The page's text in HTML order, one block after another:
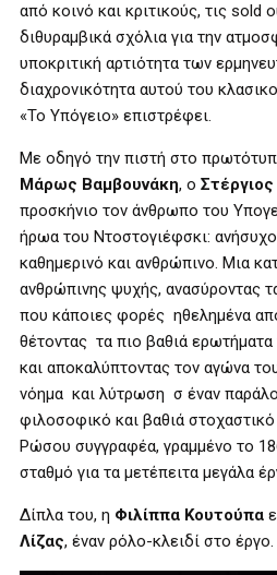
από κοινό και κριτικούς, τις sold
διθυραμβικά σχόλια για την
υποκριτική αρτιότητα των
διαχρονικότητα αυτού του
«Το Υπόγειο» επιστρέφει.
Με οδηγό την πιστή στο
Μάρως Βαμβουνάκη, ο
προσκήνιο τον άνθρωπο του
ήρωα του Ντοστογιέφσκι:
καθημερινό και ανθρώπινο. Μια
ανθρώπινης ψυχής, ανασύροντας
που κάποιες φορές ηθελημένα
θέτοντας τα πιο βαθιά
και αποκαλύπτοντας τον αγώνα
νόημα και λύτρωση σ έναν
φιλοσοφικό και βαθιά
Ρώσου συγγραφέα, γραμμένο το
σταθμό για τα μετέπειτα μεγάλα
Δίπλα του, η Φιλίππα Κουτούπα
Λίζας, έναν ρόλο-κλειδί στο έργο.